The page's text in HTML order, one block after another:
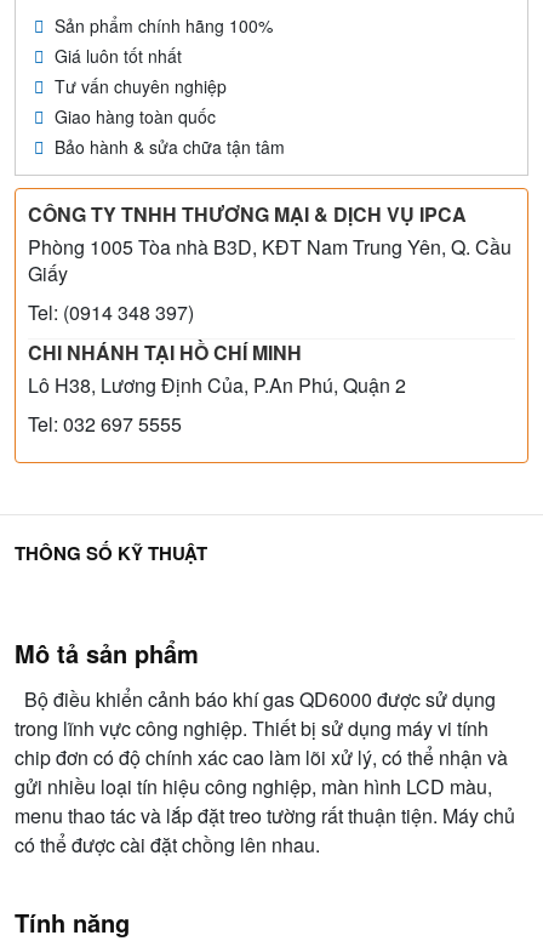
Sản phẩm chính hãng 100%
Giá luôn tốt nhất
Tư vấn chuyên nghiệp
Giao hàng toàn quốc
Bảo hành & sửa chữa tận tâm
CÔNG TY TNHH THƯƠNG MẠI & DỊCH VỤ IPCA
Phòng 1005 Tòa nhà B3D, KĐT Nam Trung Yên, Q. Cầu
Giấy
Tel: (0914 348 397)
CHI NHÁNH TẠI HỒ CHÍ MINH
Lô H38, Lương Định Của, P.An Phú, Quận 2
Tel: 032 697 5555
Mô tả sản phẩm
Bộ điều khiển cảnh báo khí gas QD6000 được sử dụng
trong lĩnh vực công nghiệp. Thiết bị sử dụng máy vi tính
chip đơn có độ chính xác cao làm lõi xử lý, có thể nhận và
gửi nhiều loại tín hiệu công nghiệp, màn hình LCD màu,
menu thao tác và lắp đặt treo tường rất thuận tiện. Máy chủ
có thể được cài đặt chồng lên nhau.
Tính năng
THÔNG SỐ KỸ THUẬT